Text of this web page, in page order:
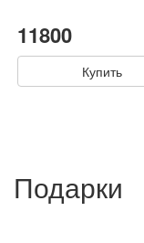
11800
Купить
Подарки